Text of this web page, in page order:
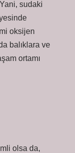
sudaki
oksijen
balıklara ve
ortamı
olsa da,